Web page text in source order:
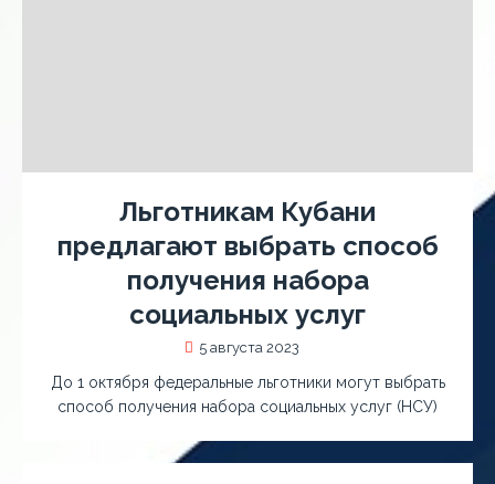
Льготникам Кубани
предлагают выбрать способ
получения набора
социальных услуг
5 августа 2023
До 1 октября федеральные льготники могут выбрать
способ получения набора социальных услуг (НСУ)